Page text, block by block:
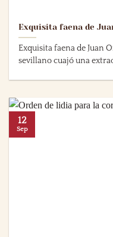
Exquisita faena de
Exquisita faena de Juan
sevillano cuajó una
12
Sep